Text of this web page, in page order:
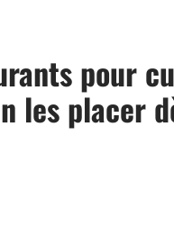
pour
les placer